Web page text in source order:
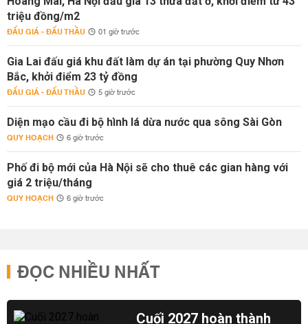
triệu đồng/m2
ĐẤU GIÁ - ĐẤU THẦU 01 giờ trước
Gia Lai đấu giá khu đất làm dự án tại phường Quy Nhơn
Bắc, khởi điểm 23 tỷ đồng
ĐẤU GIÁ - ĐẤU THẦU 5 giờ trước
Diện mạo cầu đi bộ hình lá dừa nước qua sông Sài Gòn
QUY HOẠCH 6 giờ trước
Phố đi bộ mới của Hà Nội sẽ cho thuê các gian hàng với
giá 2 triệu/tháng
QUY HOẠCH 6 giờ trước
ĐỌC NHIỀU NHẤT
Cuối 2027 hoàn thành